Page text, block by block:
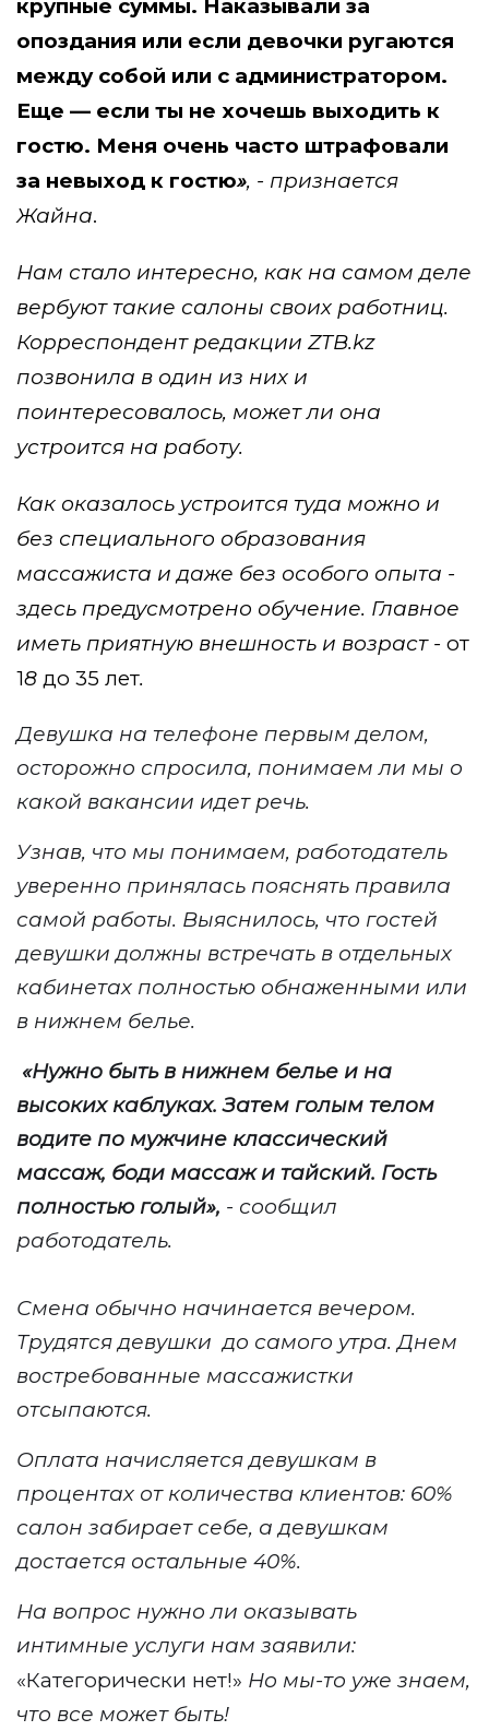
крупные суммы. Наказывали за
опоздания или если девочки ругаются
между собой или с администратором.
Еще — если ты не хочешь выходить к
гостю. Меня очень часто штрафовали
за невыход к гостю», - признается
Жайна.
Нам стало интересно, как на самом деле
вербуют такие салоны своих работниц.
Корреспондент редакции ZTB.kz
позвонила в один из них и
поинтересовалось, может ли она
устроится на работу.
Как оказалось устроится туда можно и
без специального образования
массажиста и даже без особого опыта -
здесь предусмотрено обучение. Главное
иметь приятную внешность и возраст - от
18 до 35 лет.
Девушка на телефоне первым делом,
осторожно спросила, понимаем ли мы о
какой вакансии идет речь.
Узнав, что мы понимаем, работодатель
уверенно принялась пояснять правила
самой работы. Выяснилось, что гостей
девушки должны встречать в отдельных
кабинетах полностью обнаженными или
в нижнем белье.
«Нужно быть в нижнем белье и на
высоких каблуках. Затем голым телом
водите по мужчине классический
массаж, боди массаж и тайский. Гость
полностью голый», - сообщил
работодатель.
Смена обычно начинается вечером.
Трудятся девушки до самого утра. Днем
востребованные массажистки
отсыпаются.
Оплата начисляется девушкам в
процентах от количества клиентов: 60%
салон забирает себе, а девушкам
достается остальные 40%.
На вопрос нужно ли оказывать
интимные услуги нам заявили:
«Категорически нет!» Но мы-то уже знаем,
что все может быть!